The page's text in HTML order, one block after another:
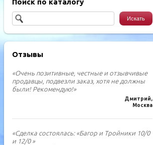
Поиск по каталогу
Отзывы
«Очень позитивные, честные и отзывчивые
продавцы, подвезли заказ, хотя не должны
были! Рекомендую!»
Дмитрий,
Москва
«Сделка состоялась: «Багор и Тройники 10/0
и 12/0 »